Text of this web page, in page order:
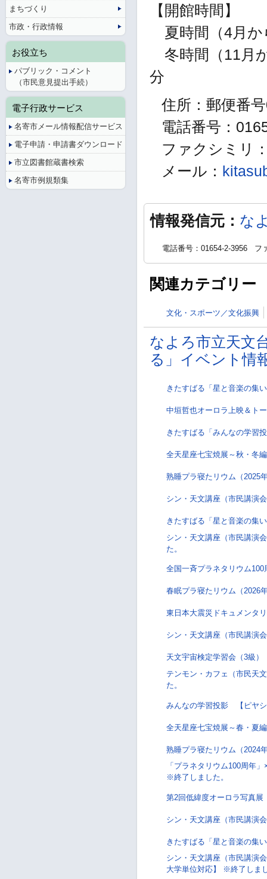
【開館時間】
夏時間（4月か
冬時間（11月
分
住所：郵便番
電話番号：
ファクシミリ
メール：
情報発信元： な
電話番号：01654-2-3956 フ
関連カテゴリー
文化・スポーツ／文化振興
なよろ市立天文
る」イベント情
きたすばる「星と音楽の
中垣哲也オーロラ上映＆ト
きたすばる「みんなの学習
全天星座七宝焼展～秋・
熟睡プラ寝たリウム（2025
シン・天文講座（市民講演
きたすばる「星と音楽の集
シン・天文講座（市民講演
た。
全国一斉プラネタリウム
春眠プラ寝たリウム（
東日本大震災ドキュメンタ
シン・天文講座（市民講演
天文宇宙検定学習会（3級）
テンモン・カフェ（市民
た。
みんなの学習投影 【ピヤ
全天星座七宝焼展～春・
熟睡プラ寝たリウム（
「プラネタリウム100周
※終了しました。
第2回低緯度オーロラ写真
シン・天文講座（市民講演
きたすばる「星と音楽の集
シン・天文講座（市民講演
大学単位対応】 ※終了しま
まちづくり
市政・行政情報
お役立ち
パブリック・コメント
（市民意見提出手続）
電子行政サービス
名寄市メール情報配信サービス
電子申請・申請書ダウンロード
市立図書館蔵書検索
名寄市例規類集